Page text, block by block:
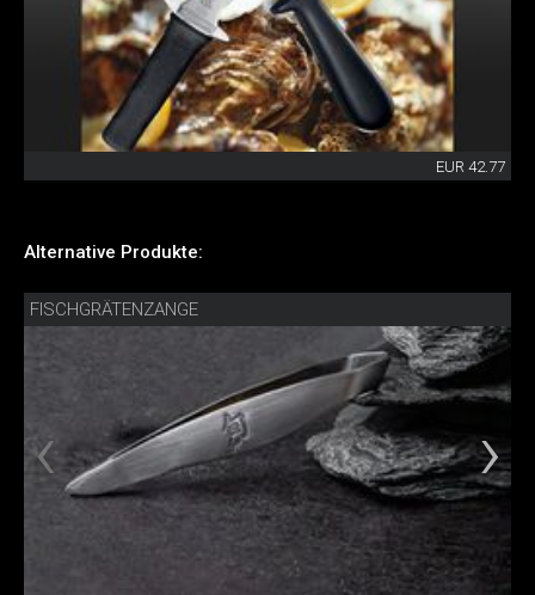
EUR 42.77
Alternative Produkte:
FISCHGRÄTENZANGE